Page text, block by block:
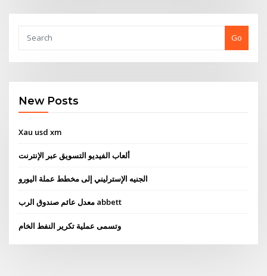
Go
New Posts
Xau usd xm
ألعاب الفيديو التسويق عبر الإنترنت
الجنيه الإسترليني إلى مخطط عملة اليورو
معدل عائم صندوق الرب abbett
وتسمى عملية تكرير النفط الخام